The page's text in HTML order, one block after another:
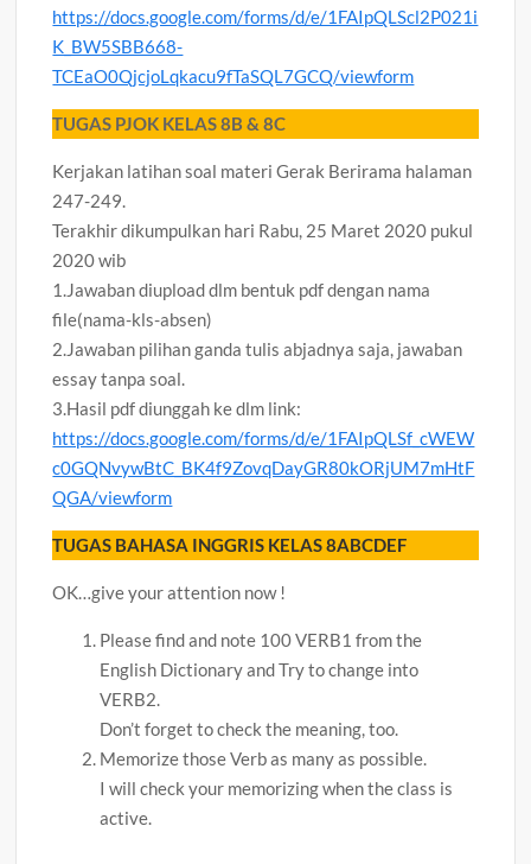
https://docs.google.com/forms/d/e/1FAIpQLScl2P021i
K_BW5SBB668-
TCEaO0QjcjoLqkacu9fTaSQL7GCQ/viewform
TUGAS PJOK KELAS 8B & 8C
Kerjakan latihan soal materi Gerak Berirama halaman
247-249.
Terakhir dikumpulkan hari Rabu, 25 Maret 2020 pukul
2020 wib
1.Jawaban diupload dlm bentuk pdf dengan nama
file(nama-kls-absen)
2.Jawaban pilihan ganda tulis abjadnya saja, jawaban
essay tanpa soal.
3.Hasil pdf diunggah ke dlm link:
https://docs.google.com/forms/d/e/1FAIpQLSf_cWEW
c0GQNvywBtC_BK4f9ZovqDayGR80kORjUM7mHtF
QGA/viewform
TUGAS BAHASA INGGRIS KELAS 8ABCDEF
OK…give your attention now !
Please find and note 100 VERB1 from the
English Dictionary and Try to change into
VERB2.
Don’t forget to check the meaning, too.
Memorize those Verb as many as possible.
I will check your memorizing when the class is
active.